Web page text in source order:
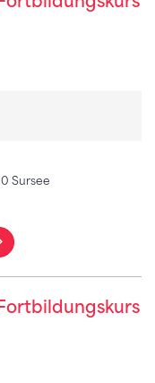
Sursee